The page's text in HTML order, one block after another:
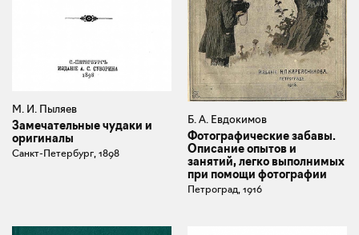
М. И. Пыляев
Замечательные чудаки и
оригиналы
Санкт-Петербург, 1898
Б. А. Евдокимов
Фотографические забавы.
Описание опытов и
занятий, легко выполнимых
при помощи фотографии
Петроград, 1916